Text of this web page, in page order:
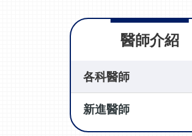
醫師介紹
各科醫師
新進醫師